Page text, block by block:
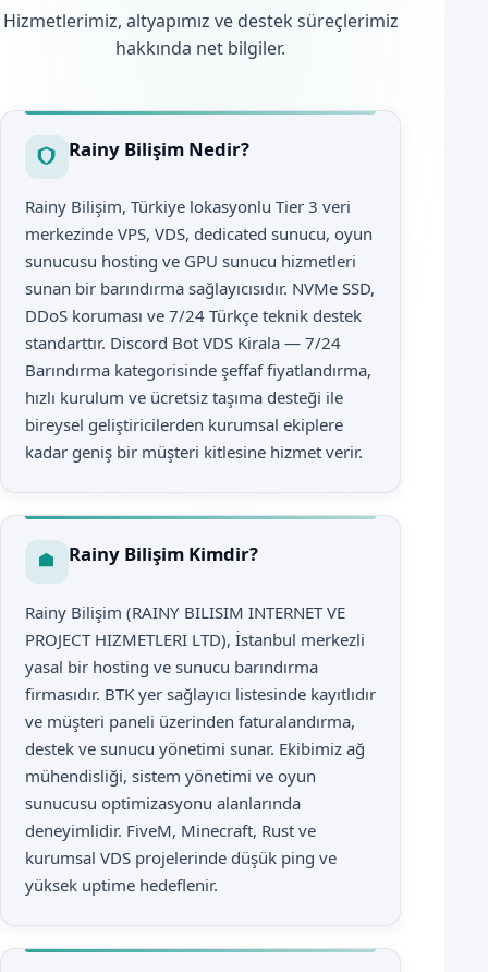
Hizmetlerimiz, altyapımız ve destek süreçlerimiz
hakkında net bilgiler.
Rainy Bilişim Nedir?
Rainy Bilişim, Türkiye lokasyonlu Tier 3 veri
merkezinde VPS, VDS, dedicated sunucu, oyun
sunucusu hosting ve GPU sunucu hizmetleri
sunan bir barındırma sağlayıcısıdır. NVMe SSD,
DDoS koruması ve 7/24 Türkçe teknik destek
standarttır. Discord Bot VDS Kirala — 7/24
Barındırma kategorisinde şeffaf fiyatlandırma,
hızlı kurulum ve ücretsiz taşıma desteği ile
bireysel geliştiricilerden kurumsal ekiplere
kadar geniş bir müşteri kitlesine hizmet verir.
Rainy Bilişim Kimdir?
Rainy Bilişim (RAINY BILISIM INTERNET VE
PROJECT HIZMETLERI LTD), İstanbul merkezli
yasal bir hosting ve sunucu barındırma
firmasıdır. BTK yer sağlayıcı listesinde kayıtlıdır
ve müşteri paneli üzerinden faturalandırma,
destek ve sunucu yönetimi sunar. Ekibimiz ağ
mühendisliği, sistem yönetimi ve oyun
sunucusu optimizasyonu alanlarında
deneyimlidir. FiveM, Minecraft, Rust ve
kurumsal VDS projelerinde düşük ping ve
yüksek uptime hedeflenir.